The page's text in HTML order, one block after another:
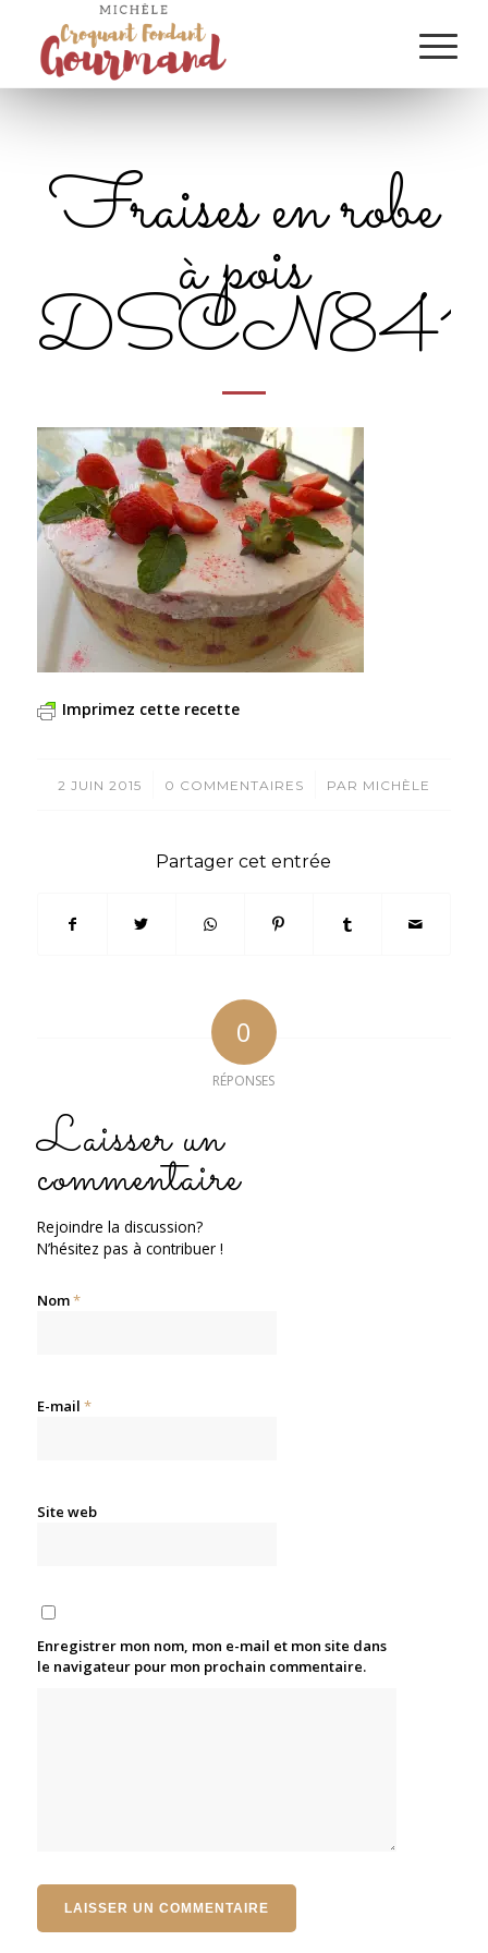
Fraises en robe
à pois
Imprimez cette recette
2 JUIN 2015
/ 0 COMMENTAIRES
/ PAR MICHÈLE
Partager cet entrée
0
RÉPONSES
Laisser un
commentaire
Rejoindre la discussion?
N’hésitez pas à contribuer !
Nom*
E-mail *
Site web
Enregistrer mon nom, mon e-mail et mon site dans
le navigateur pour mon prochain commentaire.